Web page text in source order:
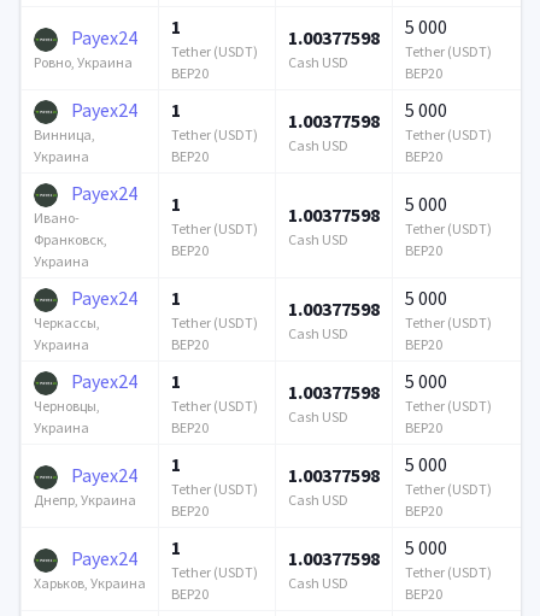
Payex24
Ровно, Украина
1
Tether (USDT)
BEP20
1.00377598
Cash USD
5 000
Tether (USDT)
BEP20
Payex24
Винница,
Украина
1
Tether (USDT)
BEP20
1.00377598
Cash USD
5 000
Tether (USDT)
BEP20
Payex24
Ивано-
Франковск,
Украина
1
Tether (USDT)
BEP20
1.00377598
Cash USD
5 000
Tether (USDT)
BEP20
Payex24
Черкассы,
Украина
1
Tether (USDT)
BEP20
1.00377598
Cash USD
5 000
Tether (USDT)
BEP20
Payex24
Черновцы,
Украина
1
Tether (USDT)
BEP20
1.00377598
Cash USD
5 000
Tether (USDT)
BEP20
Payex24
Днепр, Украина
1
Tether (USDT)
BEP20
1.00377598
Cash USD
5 000
Tether (USDT)
BEP20
Payex24
Харьков, Украина
1
Tether (USDT)
BEP20
1.00377598
Cash USD
5 000
Tether (USDT)
BEP20